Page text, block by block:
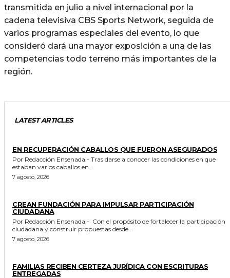
transmitida en julio a nivel internacional por la
cadena televisiva CBS Sports Network, seguida de
varios programas especiales del evento, lo que
consideró dará una mayor exposición a una de las
competencias todo terreno más importantes de la
región.
LATEST ARTICLES
EN RECUPERACIÓN CABALLOS QUE FUERON ASEGURADOS
Por Redacción Ensenada.- Tras darse a conocer las condiciones en que
estaban varios caballos en...
7 agosto, 2026
CREAN FUNDACIÓN PARA IMPULSAR PARTICIPACIÓN
CIUDADANA
Por Redacción Ensenada.- Con el propósito de fortalecer la participación
ciudadana y construir propuestas desde...
7 agosto, 2026
FAMILIAS RECIBEN CERTEZA JURÍDICA CON ESCRITURAS
ENTREGADAS